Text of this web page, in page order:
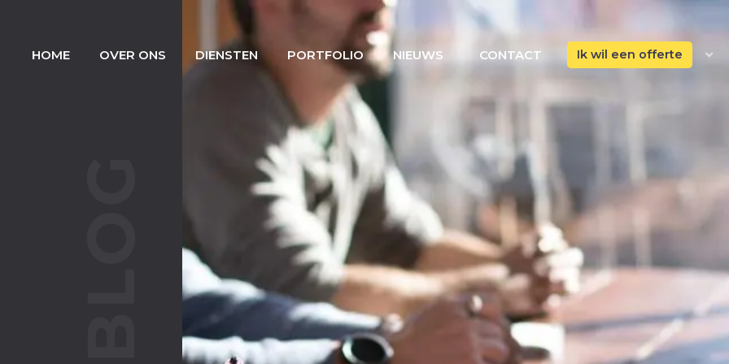
HOME OVER ONS DIENSTEN PORTFOLIO NIEUWS CONTACT Ik wil een offerte